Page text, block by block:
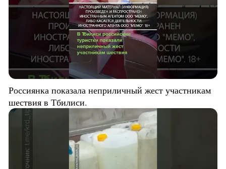
Россиянка показала неприличный жест участникам
шествия в Тбилиси.